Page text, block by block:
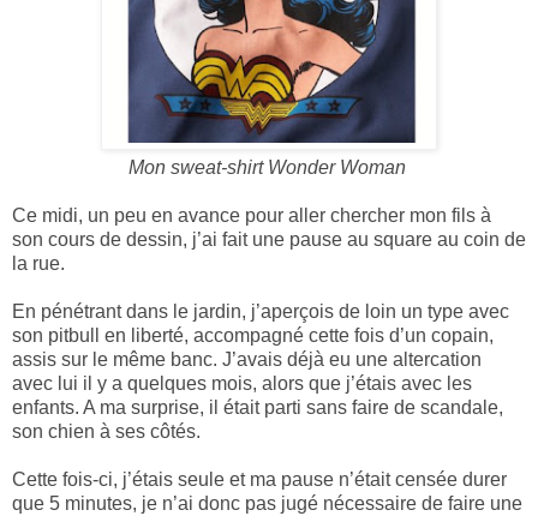
Mon sweat-shirt Wonder Woman
Ce midi, un peu en avance pour aller chercher mon fils à
son cours de dessin, j’ai fait une pause au square au coin de
la rue.
En pénétrant dans le jardin, j’aperçois de loin un type avec
son pitbull en liberté, accompagné cette fois d’un copain,
assis sur le même banc. J’avais déjà eu une altercation
avec lui il y a quelques mois, alors que j’étais avec les
enfants. A ma surprise, il était parti sans faire de scandale,
son chien à ses côtés.
Cette fois-ci, j’étais seule et ma pause n’était censée durer
que 5 minutes, je n’ai donc pas jugé nécessaire de faire une